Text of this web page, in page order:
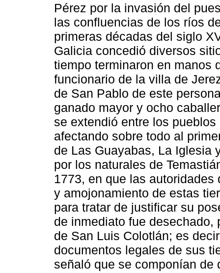
Pérez por la invasión del
las confluencias de los ríos
primeras décadas del siglo
Galicia concedió diversos
tiempo terminaron en manos
funcionario de la villa de
de San Pablo de este
ganado mayor y ocho
se extendió entre los
afectando sobre todo al
de Las Guayabas, La Iglesia
por los naturales de
1773, en que las
y amojonamiento de estas
para tratar de justificar su
de inmediato fue
de San Luis Colotlán; es
documentos legales de sus
señaló que se componían de